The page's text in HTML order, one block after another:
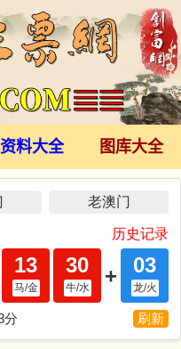
资料大全 图库大全